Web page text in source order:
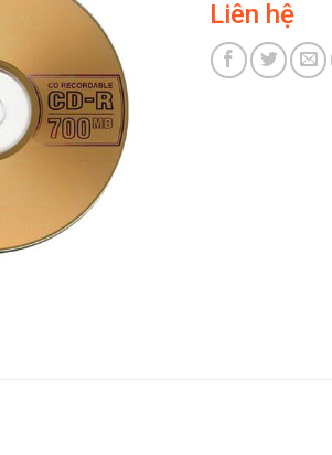
Liên hệ